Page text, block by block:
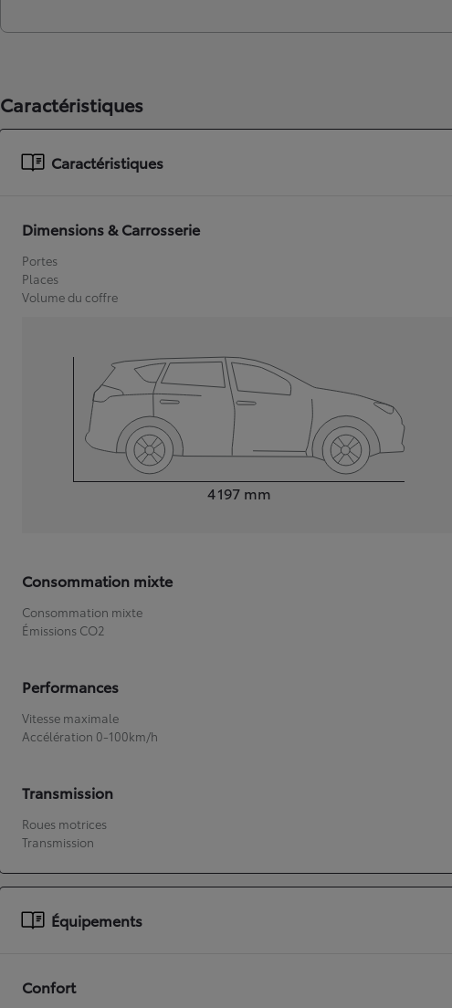
À partir de 19 700 €
Nouvelle Yaris Cross
HYBRIDE
Caractéristiques
Caractéristiques
Dimensions & Carrosserie
Portes
Places
Volume du coffre
4 197 mm
Consommation mixte
Consommation mixte
Émissions CO2
Performances
Vitesse maximale
Accélération 0-100km/h
Transmission
Roues motrices
Transmission
Équipements
Confort